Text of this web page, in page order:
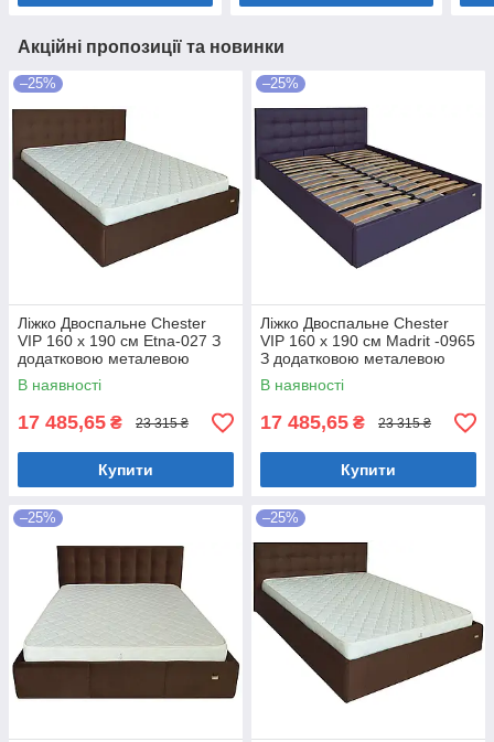
Акційні пропозиції та новинки
–25%
Ліжко Двоспальне Chester
VIP 160 х 190 см Etna-027 З
додатковою металевою
цільнозварною рамою
Коричневий
В наявності
17 485,65 ₴ 23 315 ₴
Купити
–25%
Ліжко Двоспальне Chester
VIP 160 х 190 см Madrit -0965
З додатковою металевою
цільнозварною рамою
Фіолетовий
В наявності
17 485,65 ₴ 23 315 ₴
Купити
–25% –25%